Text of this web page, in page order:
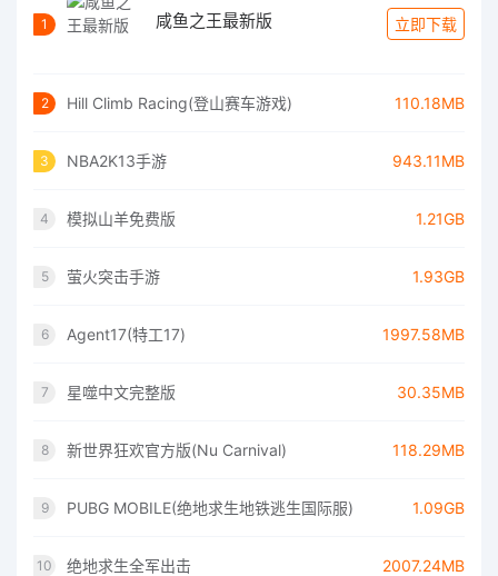
1 咸鱼之王最新版 立即下载
2 Hill Climb Racing(登山赛车游戏) 110.18MB
3 NBA2K13手游 943.11MB
4 模拟山羊免费版 1.21GB
5 萤火突击手游 1.93GB
6 Agent17(特工17) 1997.58MB
7 星噬中文完整版 30.35MB
8 新世界狂欢官方版(Nu Carnival) 118.29MB
9 PUBG MOBILE(绝地求生地铁逃生国际服) 1.09GB
10 绝地求生全军出击 2007.24MB